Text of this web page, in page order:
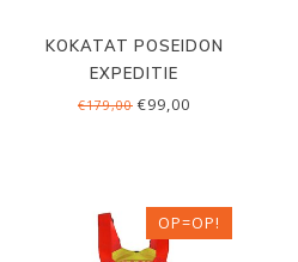
KOKATAT POSEIDON
EXPEDITIE
€179,00 €99,00
OP=OP!